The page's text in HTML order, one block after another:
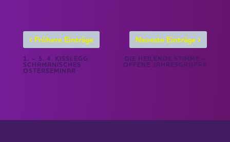
‹ Frühere Einträge
1. – 5. 4. KISSLEGG
SCHAMANISCHES
OSTERSEMINAR
Neueste Einträge›
DIE HEILENDE STIMME –
OFFENE JAHRESGRUPPE